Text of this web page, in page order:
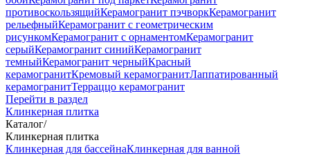
противоскользящийКерамогранит пэчворкКерамогранит
рельефныйКерамогранит с геометрическим
рисункомКерамогранит с орнаментомКерамогранит
серыйКерамогранит синийКерамогранит
темныйКерамогранит черныйКрасный
керамогранитКремовый керамогранитЛаппатированный
керамогранитТерраццо керамогранит
Перейти в раздел
Клинкерная плитка
Каталог/
Клинкерная плитка
Клинкерная для бассейнаКлинкерная для ванной